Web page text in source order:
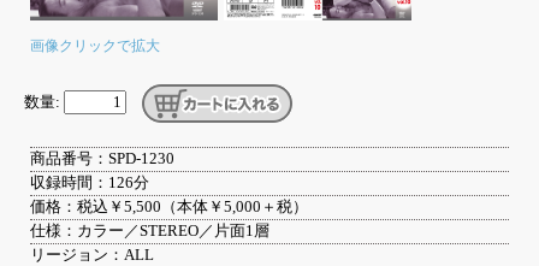
画像クリックで拡大
数量:
商品番号：SPD-1230
収録時間：126分
価格：税込￥5,500（本体￥5,000＋税）
仕様：カラー／STEREO／片面1層
リージョン：ALL